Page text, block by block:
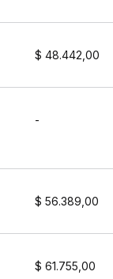
$ 48.442,00
-
$ 56.389,00
$ 61.755,00